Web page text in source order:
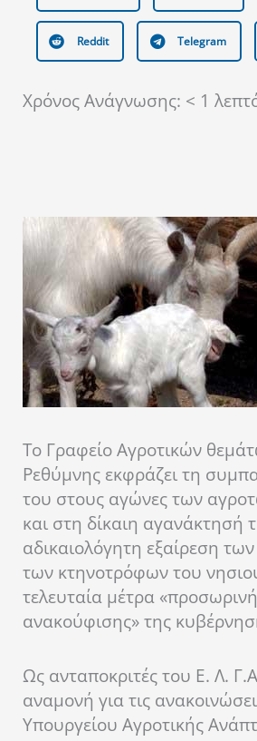
Reddit Telegram
Χρόνος Ανάγνωσης: < 1
Το Γραφείο Αγροτικών
Ρεθύμνης εκφράζει τη
του στους αγώνες των
και στη δίκαιη αγανάκτησή
αδικαιολόγητη εξαίρεση
των κτηνοτρόφων του
τελευταία μέτρα
ανακούφισης» της
Ως ανταποκριτές του Ε. Λ.
αναμονή για τις
Υπουργείου Αγροτικής